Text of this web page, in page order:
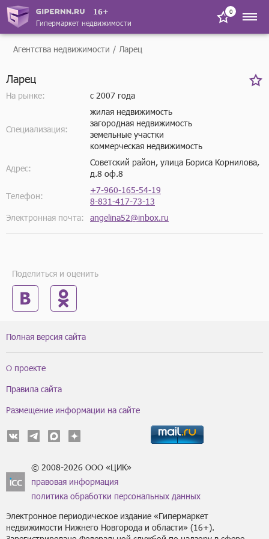
16+
Гипермаркет недвижимости
0
Агентства недвижимости Ларец
Ларец
На рынке: с 2007 года
Специализация:
жилая недвижимость
загородная недвижимость
земельные участки
коммерческая недвижимость
Адрес:
Советский район, улица Бориса Корнилова,
д.8 оф.8
Телефон:
+7-960-165-54-19
8-831-417-73-13
Электронная почта: angelina52@inbox.ru
Поделиться и оценить
Полная версия сайта
О проекте
Правила сайта
Размещение информации на сайте
© 2008-2026 ООО «ЦИК»
правовая информация
политика обработки персональных данных
Электронное периодическое издание «Гипермаркет
недвижимости Нижнего Новгорода и области» (16+).